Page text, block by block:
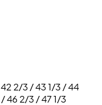
och stöd
2/3 / 43 1/3 / 44
46 2/3 / 47 1/3